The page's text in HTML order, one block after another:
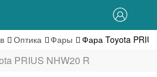
Оптика Фары Фара Toyota
PRIUS NHW20 R